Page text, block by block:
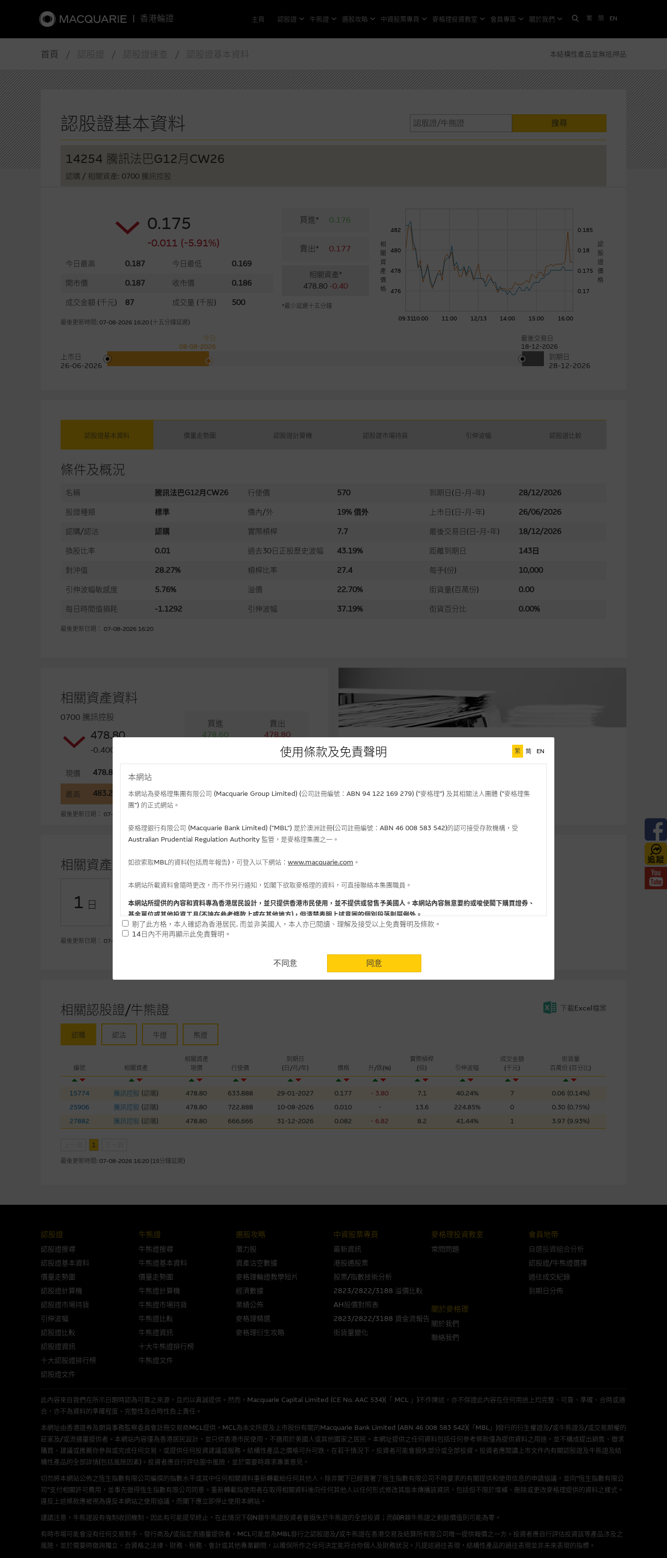
| 香港輪證 主頁 認股證 牛熊證 選股攻略 中資股票專頁 麥格理投資教室 會員專區 關於我們 繁 簡 EN
首頁 / 認股證 / 認股證速查 / 認股證基本資料 本結構性產品並無抵押品
認股證基本資料 搜尋
14254 騰訊法巴G12月CW26
認購 / 相關資產: 0700 騰訊控股
0.175
-0.011 (-5.91%)
今日最高 0.187 今日最低
0.169
開市價
0.187 收市價
0.186
成交金額 (千元) 87 成交量 (千股) 500
最後更新時間: 07-08-2026 16:20 (十五分鐘延遲)
買進* 0.176
賣出* 0.177
相關資產*
478.80 -0.40
*最少延遲十五分鐘
09:3110:00 11:00 12/13 14:00 15:00 16:00
0.17
0.175
0.18
0.185
476
478
480
482
認
股
證
價
格
相
關
資
產
價
格
上市日
26-06-2026
今日
08-08-2026
最後交易日
18-12-2026
到期日
28-12-2026
認股證基本資料 價量走勢圖 認股證計算機 認股證市場持貨 引伸波幅 認股證比較
條件及概況
名稱
騰訊法巴G12月CW26
股證種類
標準
認購/認沽
認購
換股比率
0.01
對沖值
28.27%
引伸波幅敏感度
5.76%
每日時間值損耗
-1.1292
行使價
570
價內/外
19% 價外
實際槓桿
7.7
過去30日正股歷史波幅
43.19%
槓桿比率
27.4
溢價
22.70%
引伸波幅
37.19%
到期日(日-月-年)
28/12/2026
上市日(日-月-年)
26/06/2026
最後交易日(日-月-年)
18/12/2026
距離到期日
143日
每手(份)
10,000
街貨量(百萬份)
0.00
街貨百分比
0.00%
最後更新日期： 07-08-2026 16:20
相關資產資料
0700 騰訊控股
478.80
-0.400(-0.08%)
買進
478.60
賣出
478.80
現價 478.80
最高 483.20 最低 475.40
最後更新日期： 07-08-2026 16:20(十五分鐘延遲)
相關文件
相關資產認股證資金流 (+)資金流入 (-)資金流出
1 日
認購(百萬) +3.35
認沽(百萬) -6.56 5日
認購(百萬) -3.99
認沽(百萬) +10.06
最後更新日期： 07-08-2026
相關認股證/牛熊證 下載Excel檔案
認購 認沽 牛證 熊證
編號 相關資產
相關資產
現價
行使價
到期日
(日/月/年)
價格 升/跌(%)
實際槓桿
(倍)
引伸波幅
成交金額
(千元)
街貨量
百萬份 (百分比)
15774 騰訊控股 (認購) 478.80 633.888 29-01-2027 0.177 - 3.80 7.1 40.24% 7
0.06 (0.14%)
25906
騰訊控股 (認購) 478.80 722.888 10-08-2026 0.010 - 13.6 224.85% 0
0.30 (0.75%)
27882
騰訊控股 (認購) 478.80 666.666 31-12-2026 0.082 - 6.82 8.2 41.44% 1 3.97 (9.93%)
1
最後更新時間: 07-08-2026 16:20 (15分鐘延遲)
使用條款及免責聲明 繁 简 EN
本網站
本網站為麥格理集團有限公司 (Macquarie Group Limited) (公司註冊編號：ABN 94 122 169 279) (”麥格理”) 及其相關法人團體 (”麥格理集
團”) 的正式網站。
麥格理銀行有限公司 (Macquarie Bank Limited) ("MBL") 是於澳洲註冊(公司註冊編號：ABN 46 008 583 542)的認可接受存款機構，受
Australian Prudential Regulation Authority 監管，是麥格理集團之一。
如欲索取MBL的資料(包括周年報告)，可登入以下網站： www.macquarie.com 。
本網站所載資料會隨時更改，而不作另行通知，如閣下欲取麥格理的資料，可直接聯絡本集團職員。
本網站所提供的內容和資料專為香港居民設計，並只提供香港市民使用，並不提供或發售予美國人。本網站內容無意要約或唆使閣下購買證券、
基金單位或其他投資工具(不論在參考條款上或在其他地方)，但清楚表明上述意圖的個別段落則屬例外。
網站內容來自我們在所示日期時認為可靠之來源，且均以真誠提供。惟麥格理集團並無核實所有網站內容，故就閣下的目的而言，網站內容可能
未必完整或準確。麥格理集團不會，亦沒有義務更新網站內容，或修正任何其後變為明顯失實之地方。網站內容所載的意見、預測及其他資料可
任何指示價格報價、公開資料或分析是基於我們相信的假設及參數而預備的，不構成我們提出的意見。所用假設及參數並非唯一可以合理選擇到
績並不保證將來表現。網站內容來自我們在所示日期時認為可靠之來源，且均以真誠提供，然而，麥格理集團不作陳述，亦不保證網站內容在任
何用途上均完整、可靠、準確、合時或適合，亦不為資料的準確程度、完整性及合時性負上責任，除非這是有關適用的的法律及/或法規所規定。
網站內容不構成要約及徵求要約，或作為任何合約的根據，以購買或銷售任何證券、貸款或其他工具。網站內容由麥格理集團所準備的資料編製
而成，但不包括麥格理集團職員所知的資料。產品的過去業績並不保證或預測將來表現。
連結的第三者網站，在任何用途方面均可靠、完整、合時及準確，對任何因任何形式(包括疏忽)由於網站內容的錯誤、失實、遺漏、或任何人士對
網站內容的依賴而導致的損失或損毀，亦一概不會承擔責任或債務。
來表現。產品的第二市場可能有限而麥格理資本股份有限公司可能是唯一報價方。閣下應閱讀載于www.warrants.com.hk之上市文件以瞭解結構
損失全部投資；而(ii)R類牛熊證之剩餘價值則可能為零。
網站連結
本網站或載有連接非由麥格理集團管理的網站的連結。此等連結純為方便閣下取得更多關於市場上相關產品及機構的資訊。麥格理集團對此等網
站的內容及所介紹的產品或服務，均無任何操控權，因此對此等網站的內容及所介紹服務或產品是否準確或合適，不作任何聲明。麥格理集團建
議閣下自行向本網站述及或連接的第三者查詢。此外，載有第三者網站的連結，不應視為該第三者推介本網站。
本網站雖連接第三者管理的網站，但麥格理集團並非授權網站瀏覽者複製此等網站的任何內容，因該等內容可能屬他人的知識產權。
經由本網站接觸到的軟件應用
在法律容許的所有範圍內，麥格理集團概不承擔經由本網站使用或下載任何軟件(不論是否屬於第三者)而引起的責任。麥格理集團並且對此等軟件
病毒或任何其他後果所導致的任何損失(包括但不限於數據遺失、業務運作受干擾及盈利虧損)。
基本上市文件及補充上市文件
就有關MBL每次發行之認股證及/或牛熊證而言，認股證及/或牛熊證之條款及條件以及發行商的財務與其他資料已載列於基本上市文件及相關之
補充上市文件內。該等文件之英文版及中譯版見於本網站。
麥格理集團為本網站內容的版權持有人或獲准使用者。除非瀏覽內容所需或為法律容許，閣下在獲得麥格理集團的書面同意前，不可複製、改
剔了此方格，本人確認為香港居民. 而並非美國人，本人亦已閱讀、理解及接受以上免責聲明及條款。
14日內不用再顯示此免責聲明。
不同意 同意
認股證
認股證搜尋
認股證基本資料
價量走勢圖
認股證計算機
認股證市場持貨
引伸波幅
認股證比較
認股證資訊
十大認股證排行榜
認股證文件
牛熊證
牛熊證搜尋
牛熊證基本資料
價量走勢圖
牛熊證計算機
牛熊證市場持貨
牛熊證比較
牛熊證資訊
十大牛熊證排行榜
牛熊證文件
選股攻略
潛力股
資產沽空數據
麥格理輪證教學短片
經濟數據
業績公佈
麥格理精選
麥格理衍生攻略
中資股票專頁
最新資訊
港股通股票
股票/指數技術分析
2823/2822/3188 溢價比較
AH股價對照表
2823/2822/3188 資金流報告
街貨量變化
麥格理投資教室
常問問題
會員地帶
自選投資組合分析
認股證/牛熊證選擇
過往成交紀錄
到期日分佈
關於麥格理
關於我們
聯絡我們
此內容來自我們在所示日期時認為可靠之來源，且均以真誠提供。然而，Macquarie Capital Limited (CE No. AAC 534)(「 MCL 」)不作陳述，亦不保證此內容在任何用途上均完整、可靠、準確、合時或適
合，亦不為資料的準確程度、完整性及合時性負上責任。
本網址由香港證券及期貨事務監察委員會註冊交易商MCL提供。MCL為本文所提及上市股份有關的Macquarie Bank Limited (ABN 46 008 583 542)(「MBL」)發行的衍生權證及/或牛熊證及/或交易期權的
莊家及/或流通量提供者。本網站內容僅為香港居民設計，並只供香港市民使用，不適用於美國人或其他國家之居民。本網址提供之任何資料包括任何參考條款僅為提供資料之用途，並不構成提出銷售、徵求
購買、建議或推薦你參與或完成任何交易，或提供任何投資建議或服務。結構性產品之價格可升可跌，在若干情況下，投資者可能會損失部分或全部投資。投資者應閱讀上市文件內有關認股證及牛熊證及結
構性產品的全部詳情(包括風險因素)。投資者應自行評估箇中風險，並於需要時尋求專業意見。
切勿將本網站公佈之恆生指數有限公司編撰的指數水平或其中任何相關資料重新轉載給任何其他人，除非閣下已經簽署了恆生指數有限公司不時要求的有關提供和使用信息的申請協議，並向“恆生指數有限公
司”支付相關許可費用，並事先徵得恆生指數有限公司同意。重新轉載指使用者在取得相關資料後向任何其他人以任何形式修改其版本傳播該資訊，包括但不限於增補、刪除或更改麥格理提供的資料之樣式。
違反上述條款應被視為違反本網站之使用協議，而閣下應立即停止使用本網站。
謹請注意，牛熊證設有強制收回機制，因此有可能提早終止，在此情況下(i)N類牛熊證投資者會損失於牛熊證的全部投資；而(ii)R類牛熊證之剩餘價值則可能為零。
有時市場可能會沒有任何交易對手、發行商及/或指定流通量提供者，MCL可能是為MBL發行之認股證及/或牛熊證在香港交易及結算所有限公司唯一提供報價之一方。投資者應自行評估投資該等產品涉及之
風險，並於需要時徵詢獨立、合資格之法律、財務、稅務、會計或其他專業顧問，以確保所作之任何決定能符合你個人及財務狀況。凡提述過往表現，結構性產品的過往表現並非未來表現的指標。